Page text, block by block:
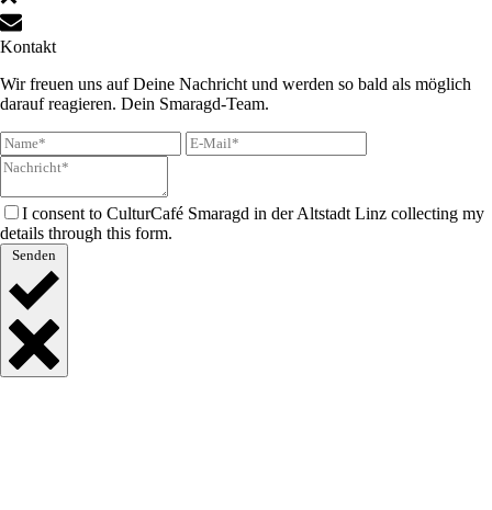
Kontakt
Wir freuen uns auf Deine Nachricht und werden so bald als möglich
darauf reagieren. Dein Smaragd-Team.
I consent to CulturCafé Smaragd in der Altstadt Linz collecting my
details through this form.
Senden